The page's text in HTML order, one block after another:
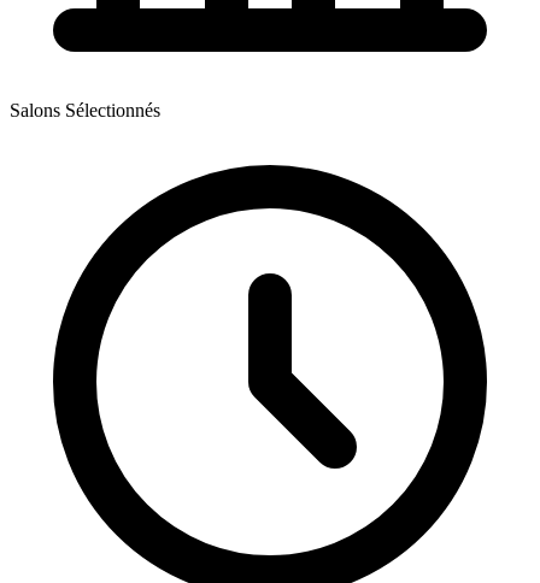
Salons Sélectionnés